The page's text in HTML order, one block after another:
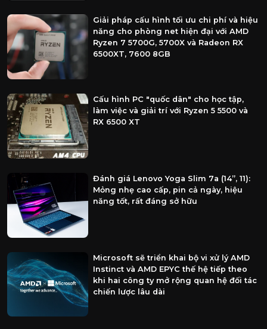
Giải pháp cấu hình tối ưu chi phí và hiệu
năng cho phòng net hiện đại với AMD
Ryzen 7 5700G, 5700X và Radeon RX
6500XT, 7600 8GB
Cấu hình PC "quốc dân" cho học tập,
làm việc và giải trí với Ryzen 5 5500 và
RX 6500 XT
Đánh giá Lenovo Yoga Slim 7a (14”, 11):
Mỏng nhẹ cao cấp, pin cả ngày, hiệu
năng tốt, rất đáng sở hữu
Microsoft sẽ triển khai bộ vi xử lý AMD
Instinct và AMD EPYC thế hệ tiếp theo
khi hai công ty mở rộng quan hệ đối tác
chiến lược lâu dài